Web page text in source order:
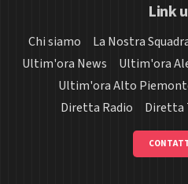
Link
Chi siamo La Nostra
Ultim'ora News
Ultim'ora
Ultim'ora Alto
Diretta Radio
Diretta